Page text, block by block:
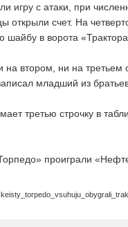
игру с атаки, при
открыли счет. На
шайбу в ворота
на втором, ни на
младший из
третью строчку в
проиграли